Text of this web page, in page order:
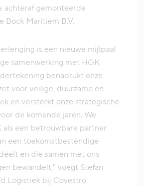
achteraf gemonteerde
Bock Maritiem B.V.
is een nieuwe mijlpaal
samenwerking met HGK
benadrukt onze
voor veilige, duurzame en
en versterkt onze strategische
de komende jaren. We
als een betrouwbare partner
een toekomstbestendige
en die samen met ons
bewandelt," voegt Stefan
Logistiek bij Covestro